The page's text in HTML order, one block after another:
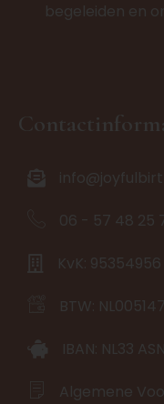
begeleiden en
06 - 57 48
KvK:
BTW:
IBAN: NL33
Algemene